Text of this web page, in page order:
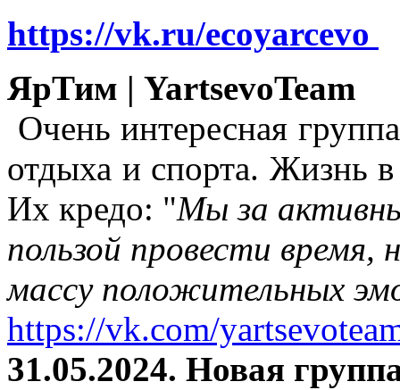
https://vk.ru/ecoyarcevo
ЯрТим | YartsevoTeam
Очень интересная
отдыха и спорта. Жизнь
Их кредо: "Мы за
пользой провести время,
массу положительных
https://vk.com/
31.05.2024. Новая